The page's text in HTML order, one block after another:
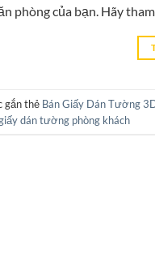
phòng của bạn. Hãy
gắn thẻ Bán Giấy Dán Tường
dán tường phòng khách